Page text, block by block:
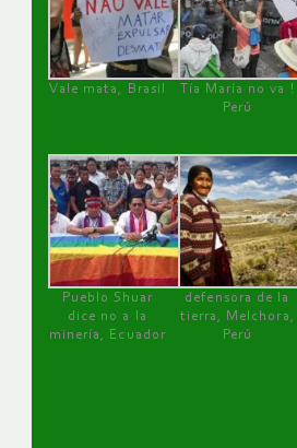
Vale mata, Brasil
Tía María no va !
Perú
Pueblo Shuar
dice no a la
minería, Ecuador
defensora de la
tierra, Melchora,
Perú